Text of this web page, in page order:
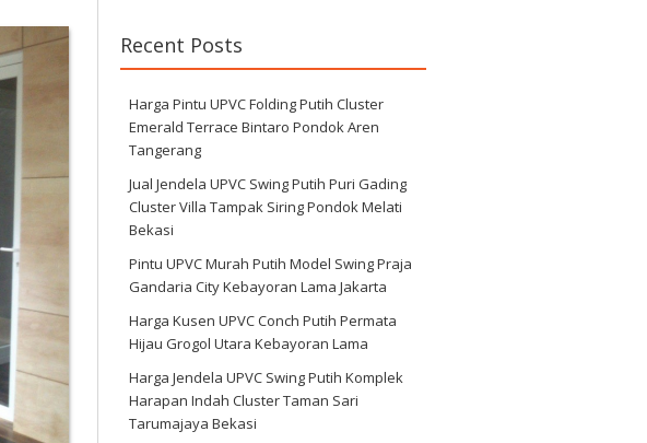
Recent Posts
Harga Pintu UPVC Folding Putih Cluster
Emerald Terrace Bintaro Pondok Aren
Tangerang
Jual Jendela UPVC Swing Putih Puri Gading
Cluster Villa Tampak Siring Pondok Melati
Bekasi
Pintu UPVC Murah Putih Model Swing Praja
Gandaria City Kebayoran Lama Jakarta
Harga Kusen UPVC Conch Putih Permata
Hijau Grogol Utara Kebayoran Lama
Harga Jendela UPVC Swing Putih Komplek
Harapan Indah Cluster Taman Sari
Tarumajaya Bekasi